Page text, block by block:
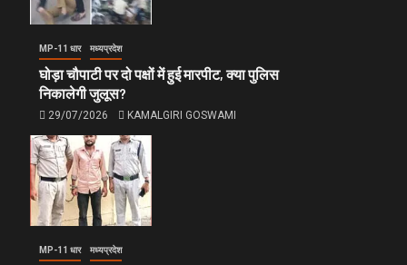
MP-11 धार मध्यप्रदेश
घोड़ा चौपाटी पर दो पक्षों में हुई मारपीट, क्या पुलिस
निकालेगी जुलूस?
29/07/2026 KAMALGIRI GOSWAMI
MP-11 धार मध्यप्रदेश